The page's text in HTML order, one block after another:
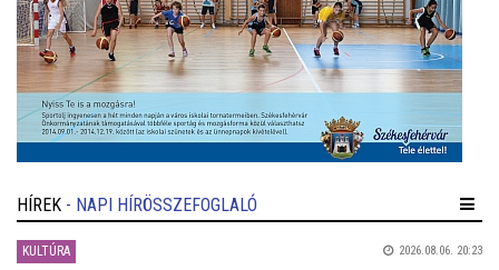
HÍREK - NAPI HÍRÖSSZEFOGLALÓ
KULTÚRA 2026.08.06. 20:23